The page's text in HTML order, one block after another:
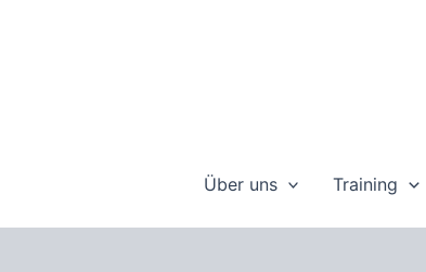
Über uns Training